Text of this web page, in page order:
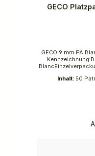
GECO
GECO 9 mm PA
Inhalt: 50